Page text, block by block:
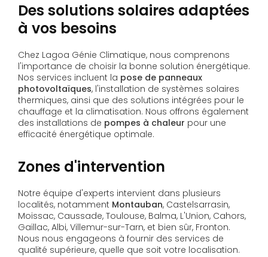
Des solutions solaires adaptées
à vos besoins
Chez Lagoa Génie Climatique, nous comprenons
l'importance de choisir la bonne solution énergétique.
Nos services incluent la pose de panneaux
photovoltaïques, l'installation de systèmes solaires
thermiques, ainsi que des solutions intégrées pour le
chauffage et la climatisation. Nous offrons également
des installations de pompes à chaleur pour une
efficacité énergétique optimale.
Zones d'intervention
Notre équipe d'experts intervient dans plusieurs
localités, notamment Montauban, Castelsarrasin,
Moissac, Caussade, Toulouse, Balma, L'Union, Cahors,
Gaillac, Albi, Villemur-sur-Tarn, et bien sûr, Fronton.
Nous nous engageons à fournir des services de
qualité supérieure, quelle que soit votre localisation.